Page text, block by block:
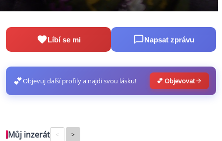
Líbí se mi Napsat zprávu
💕Objevuj další profily a najdi svou lásku! 💕 Objevovat
Můj inzerát < >